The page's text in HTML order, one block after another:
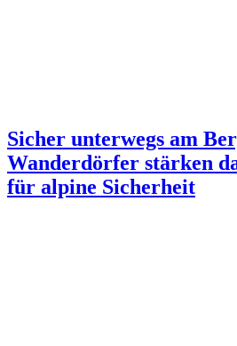
Sicher unterwegs am
Wanderdörfer stärken
für alpine Sicherheit